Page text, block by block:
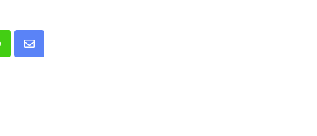
Share